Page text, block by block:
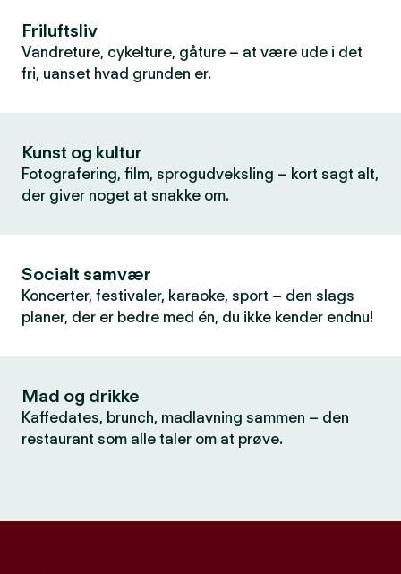
Friluftsliv
Vandreture, cykelture, gåture – at være ude i det
fri, uanset hvad grunden er.
Kunst og kultur
Fotografering, film, sprogudveksling – kort sagt alt,
der giver noget at snakke om.
Socialt samvær
Koncerter, festivaler, karaoke, sport – den slags
planer, der er bedre med én, du ikke kender endnu!
Mad og drikke
Kaffedates, brunch, madlavning sammen – den
restaurant som alle taler om at prøve.